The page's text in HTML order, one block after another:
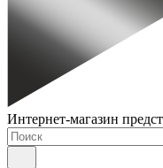
Интернет-магазин